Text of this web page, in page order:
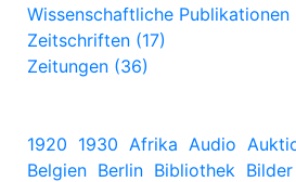
Wissenschaftliche Publikationen
Zeitschriften (17)
Zeitungen (36)
1920 1930 Afrika Audio
Belgien Berlin Bibliothek Bilder